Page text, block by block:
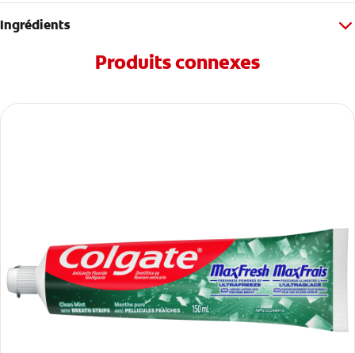
Ingrédients
Produits connexes